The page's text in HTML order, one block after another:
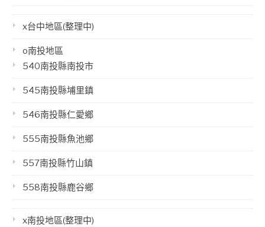
x台中地區(整理中)
o南投地區
540南投縣南投市
545南投縣埔里鎮
546南投縣仁愛鄉
555南投縣魚池鄉
557南投縣竹山鎮
558南投縣鹿谷鄉
x南投地區(整理中)